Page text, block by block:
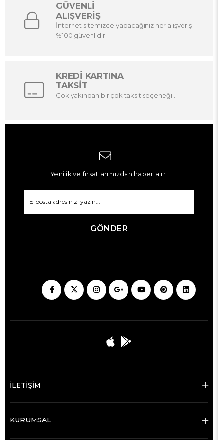
GÜVENLİ
ALIŞVERİŞ
İnternet sitemizde yapacağınız her alışveriş
%100 güvenlidir.
KREDİ KARTINA
TAKSİT
Çok yakından bir çok taksit seçeneği...
Yenilik ve fırsatlarımızdan haber alın!
GÖNDER
İLETİŞİM
KURUMSAL